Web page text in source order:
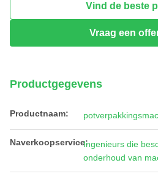
Vind de beste
Vraag een
Productgegevens
Productnaam:
Naverkoopservice:Ingenieurs die
onderhoud van